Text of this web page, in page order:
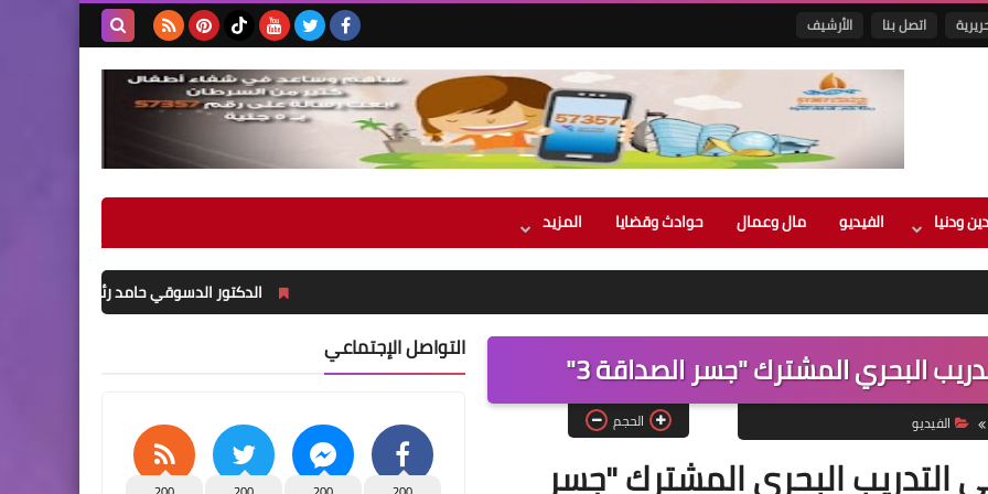
اتصل بنا الأرشيف
بحث هذه
دين ودنيا الفيديو مال وعمال حوادث وقضايا المزيد
الدكتور الدسوقي حامد رئيس البعثة المصرية
البحري المشترك "جسر الصداقة 3"
الفيديو الحجم
التدريب البحري المشترك "جسر
التواصل الإجتماعي